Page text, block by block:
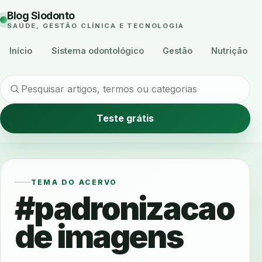
Blog Siodonto
SAÚDE, GESTÃO CLÍNICA E TECNOLOGIA
Início Sistema odontológico Gestão Nutrição
Teste grátis
TEMA DO ACERVO
#padronizacao
de imagens